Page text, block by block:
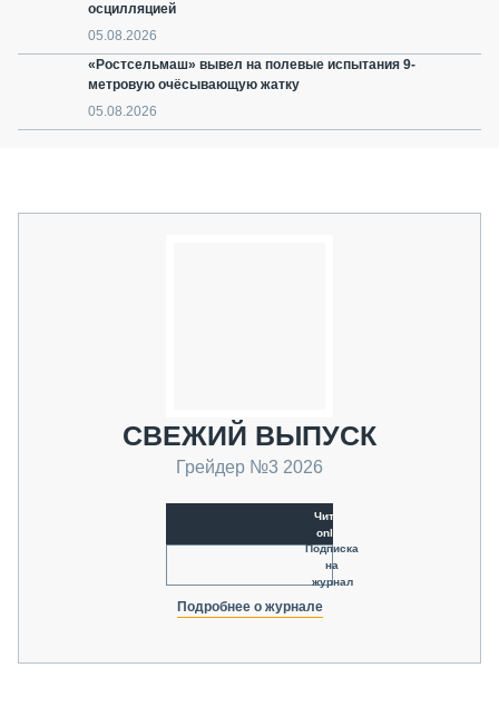
осцилляцией
05.08.2026
«Ростсельмаш» вывел на полевые испытания 9-
метровую очёсывающую жатку
05.08.2026
СВЕЖИЙ ВЫПУСК
Грейдер №3 2026
Читать
online
Подписка
на
журнал
Подробнее о журнале